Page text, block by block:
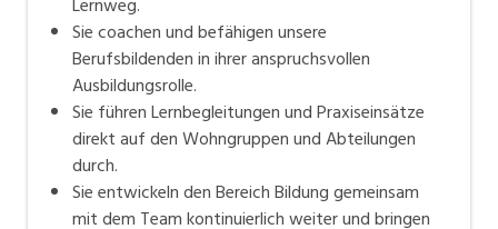
Sie coachen und befähigen unsere
Berufsbildenden in ihrer anspruchsvollen
Ausbildungsrolle.
Sie führen Lernbegleitungen und Praxiseinsätze
direkt auf den Wohngruppen und Abteilungen
durch.
Sie entwickeln den Bereich Bildung gemeinsam
mit dem Team kontinuierlich weiter und bringen